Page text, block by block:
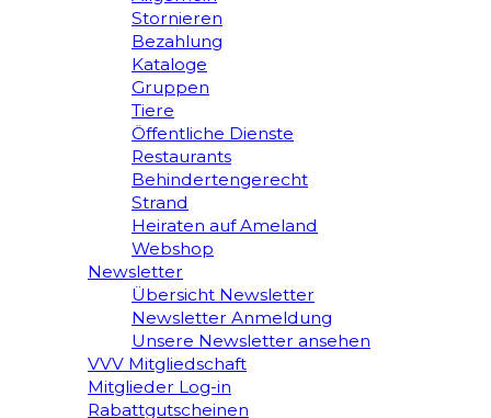
Stornieren
Bezahlung
Kataloge
Gruppen
Tiere
Öffentliche Dienste
Restaurants
Behindertengerecht
Strand
Heiraten auf Ameland
Webshop
Newsletter
Übersicht Newsletter
Newsletter Anmeldung
Unsere Newsletter ansehen
VVV Mitgliedschaft
Mitglieder Log-in
Rabattgutscheinen